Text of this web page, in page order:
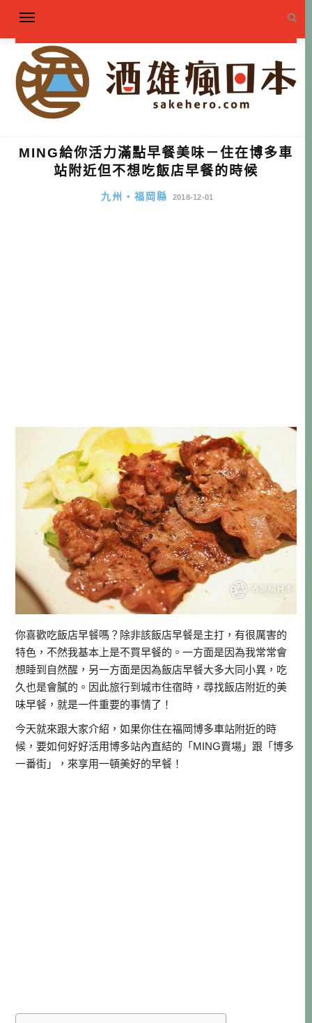
MING給你活力滿點早餐美味－住在博多車
站附近但不想吃飯店早餐的時候
九州・福岡縣 2018-12-01
你喜歡吃飯店早餐嗎？除非該飯店早餐是主打，有很厲害的
特色，不然我基本上是不買早餐的。一方面是因為我常常會
想睡到自然醒，另一方面是因為飯店早餐大多大同小異，吃
久也是會膩的。因此旅行到城市住宿時，尋找飯店附近的美
味早餐，就是一件重要的事情了！
今天就來跟大家介紹，如果你住在福岡博多車站附近的時
候，要如何好好活用博多站內直結的「MING賣場」跟「博多
一番街」，來享用一頓美好的早餐！